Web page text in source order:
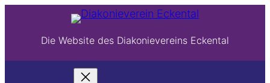
Die Website des Diakonievereins Eckental